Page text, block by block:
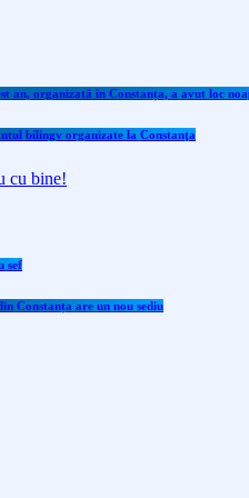
an, organizată în Constanța, a avut loc
bilingv organizate la Constanţa
sef
Constanța are un nou sediu